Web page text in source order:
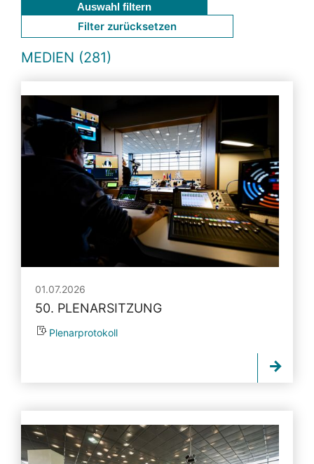
Auswahl filtern
Filter zurücksetzen
MEDIEN (281)
01.07.2026
50. PLENARSITZUNG
Plenarprotokoll